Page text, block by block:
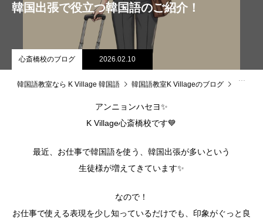
K Village韓国留学
韓国出張で役立つ韓国語のご紹介！
心斎橋校のブログ 2026.02.10
韓国語教室なら K Village 韓国語 韓国語教室K Villageのブログ
アンニョンハセヨ✨
K Village心斎橋校です💙
最近、お仕事で韓国語を使う、韓国出張が多いという
生徒様が増えてきています✨
なので！
お仕事で使える表現を少し知っているだけでも、印象がぐっと良